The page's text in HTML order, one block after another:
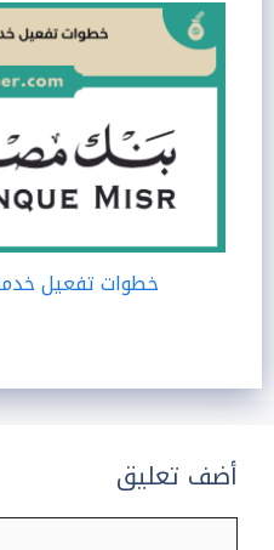
خطوات تفعيل
أضف تعليق